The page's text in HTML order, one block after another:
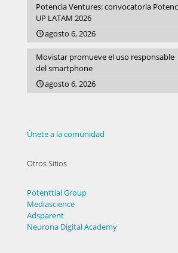
Potencia Ventures: convocatoria
UP LATAM 2026
agosto 6, 2026
Movistar promueve el uso responsable
del smartphone
agosto 6, 2026
Únete a la comunidad
Otros Sitios
Potenttial Group
Mediascience
Adsparent
Neurona Digital Academy